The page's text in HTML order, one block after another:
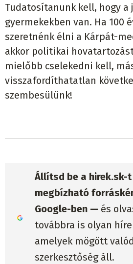
Tudatosítanunk kell, hogy a
gyermekekben van. Ha 100
szeretnénk élni a Kárpát-
akkor politikai
mielőbb cselekedni kell,
visszafordíthatatlan
szembesülünk!
Állítsd be a hirek.sk-t
megbízható
Google-ben — és
továbbra is olyan
amelyek mögött
szerkesztőség áll.